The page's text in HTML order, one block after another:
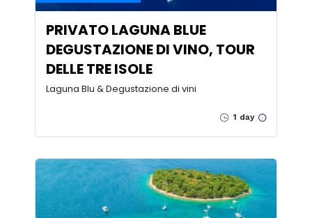
PRIVATO LAGUNA BLUE
DEGUSTAZIONE DI VINO, TOUR
DELLE TRE ISOLE
Laguna Blu & Degustazione di vini
1 day